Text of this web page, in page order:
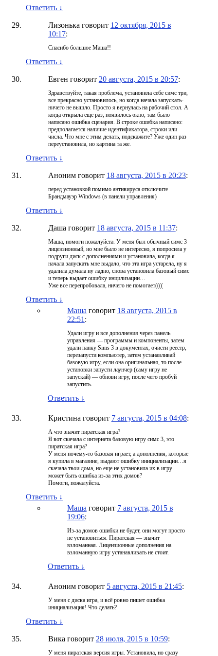
Ответить ↓
Лизонька говорит 12 октября, 2015 в
10:17:
Спасибо большое Маша!!
Ответить ↓
Евген говорит 20 августа, 2015 в 20:57:
Здравствуйте, такая проблема, установила себе симс три,
все прекрасно установилось, но когда начала запускать-
ничего не вышло. Просто я вернулась на рабочий стол. А
когда открыла еще раз, появилось окно, там было
написано ошибка сценария. В строке ошибка написано:
предполагается наличие идентификатора, строки или
числа. Что мне с этим делать, подскажите? Уже один раз
переустановила, но картина та же.
Ответить ↓
Аноним говорит 18 августа, 2015 в 20:23:
перед установкой помимо антивируса отключите
Брандмауэр Windows (в панели управления)
Ответить ↓
Даша говорит 18 августа, 2015 в 11:37:
Маша, помоги пожалуйста. У меня был обычный симс 3
лицензионный, но мне было не интересно, я попросила у
подруги диск с дополнениями и установила, когда я
начала запускать мне выдало, что эта игра устарела, ну я
удалила думала ну ладно, снова установила базовый симс
и теперь выдает ошибку инцилизации…
Уже все перепробовала, ничего не помогает((((
Ответить ↓
Маша говорит 18 августа, 2015 в
22:51 :
Удали игру и все дополнения через панель
управления — программы и компоненты, затем
удали папку Sims 3 в документах, очисти реестр,
перезапусти компьютер, затем устанавливай
базовую игру, если она оригинальная, то после
установки запусти лаунчер (саму игру не
запускай) — обнови игру, после чего пробуй
запустить.
Ответить ↓
Кристина говорит 7 августа, 2015 в 04:08:
А что значит пиратская игра?
Я вот скачала с интернета базовую игру симс 3, это
пиратская игра?
У меня почему-то базовая играет, а дополнения, которые
я купила в магазине, выдают ошибку инициализации…я
скачала твои дома, но еще не установила их в игру…
может быть ошибка из-за этих домов?
Помоги, пожалуйста.
Ответить ↓
Маша говорит 7 августа, 2015 в
19:06:
Из-за домов ошибки не будет, они могут просто
не установиться. Пиратская — значит
взломанная. Лицензионные дополнения на
взломанную игру устанавливать не стоит.
Ответить ↓
Аноним говорит 5 августа, 2015 в 21:45:
У меня с диска игра, и всё ровно пишет ошибка
инициализация! Что делать?
Ответить ↓
Вика говорит 28 июля, 2015 в 10:59:
У меня пиратская версия игры. Установила, но сразу